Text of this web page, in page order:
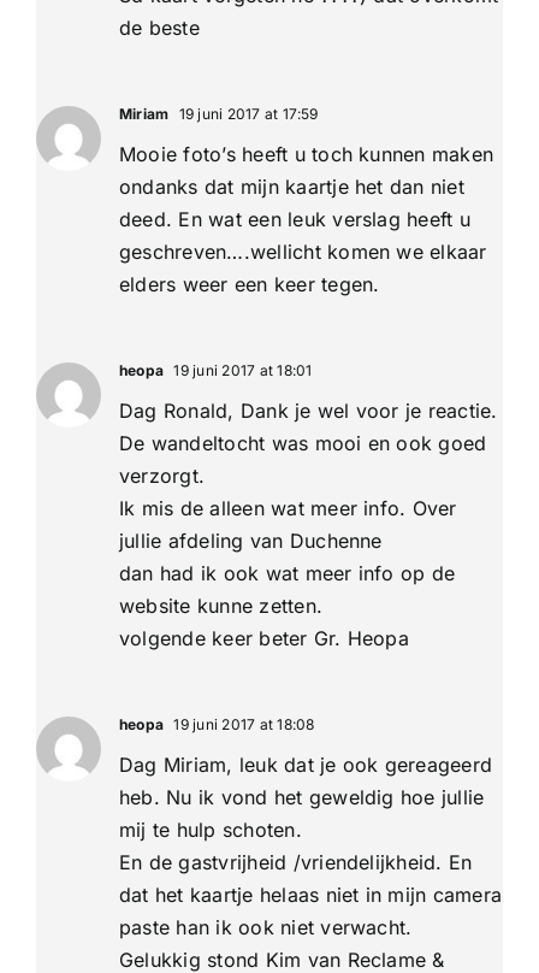
de beste
Miriam 19 juni 2017 at 17:59
Mooie foto’s heeft u toch kunnen maken
ondanks dat mijn kaartje het dan niet
deed. En wat een leuk verslag heeft u
geschreven….wellicht komen we elkaar
elders weer een keer tegen.
heopa 19 juni 2017 at 18:01
Dag Ronald, Dank je wel voor je reactie.
De wandeltocht was mooi en ook goed
verzorgt.
Ik mis de alleen wat meer info. Over
jullie afdeling van Duchenne
dan had ik ook wat meer info op de
website kunne zetten.
volgende keer beter Gr. Heopa
heopa 19 juni 2017 at 18:08
Dag Miriam, leuk dat je ook gereageerd
heb. Nu ik vond het geweldig hoe jullie
mij te hulp schoten.
En de gastvrijheid /vriendelijkheid. En
dat het kaartje helaas niet in mijn camera
paste han ik ook niet verwacht.
Gelukkig stond Kim van Reclame &